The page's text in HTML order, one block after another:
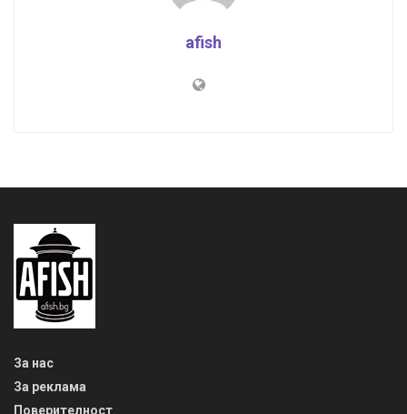
afish
За нас
За реклама
Поверителност